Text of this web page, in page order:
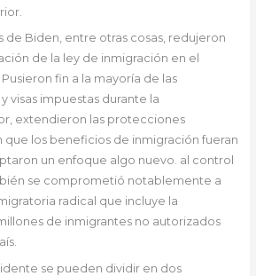
de Biden, entre otras cosas, redujeron
de la ley de inmigración en el
Pusieron fin a la mayoría de las
visas impuestas durante la
extendieron las protecciones
que los beneficios de inmigración fueran
un enfoque algo nuevo. al control
se comprometió notablemente a
radical que incluye la
de inmigrantes no autorizados
se pueden dividir en dos